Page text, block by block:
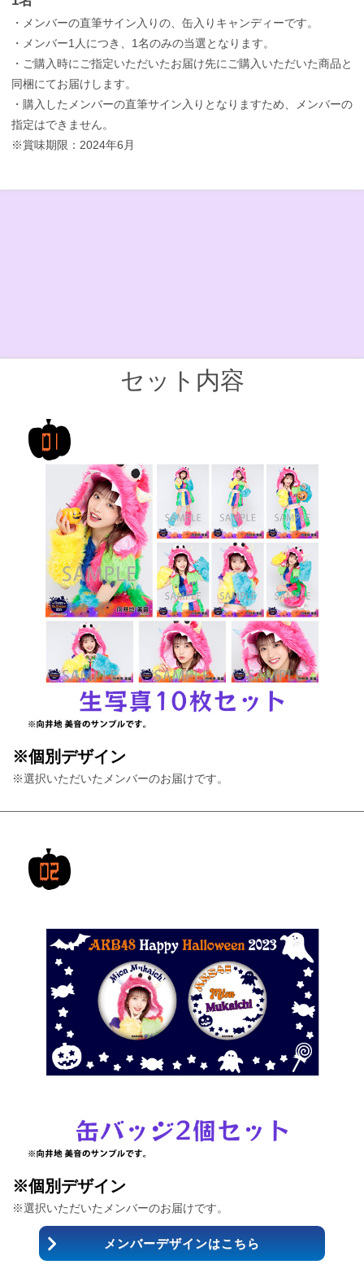
・メンバーの直筆サイン入りの、缶入りキャンディーです。
・メンバー1人につき、1名のみの当選となります。
・ご購入時にご指定いただいたお届け先にご購入いただいた商品と
同梱にてお届けします。
・購入したメンバーの直筆サイン入りとなりますため、メンバーの
指定はできません。
※賞味期限：2024年6月
セット内容
※個別デザイン
※選択いただいたメンバーのお届けです。
※個別デザイン
※選択いただいたメンバーのお届けです。
メンバーデザインはこちら